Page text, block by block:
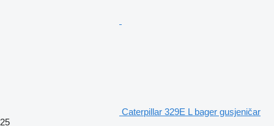
Caterpillar 329E L bager gusjeničar
25